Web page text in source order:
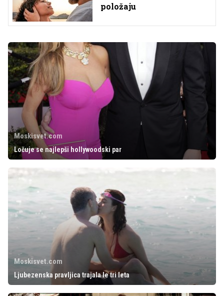
položaju
Moskisvet.com
Ločuje se najlepši hollywoodski par
Moskisvet.com
Ljubezenska pravljica trajala le tri leta